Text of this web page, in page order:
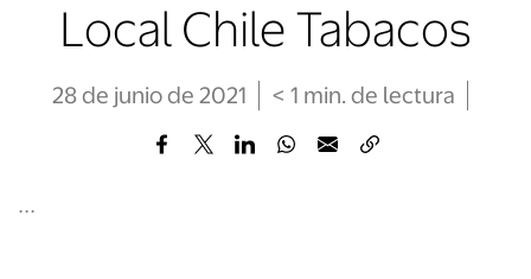
Local Chile Tabacos
28 de junio de 2021 < 1 min. de lectura
...